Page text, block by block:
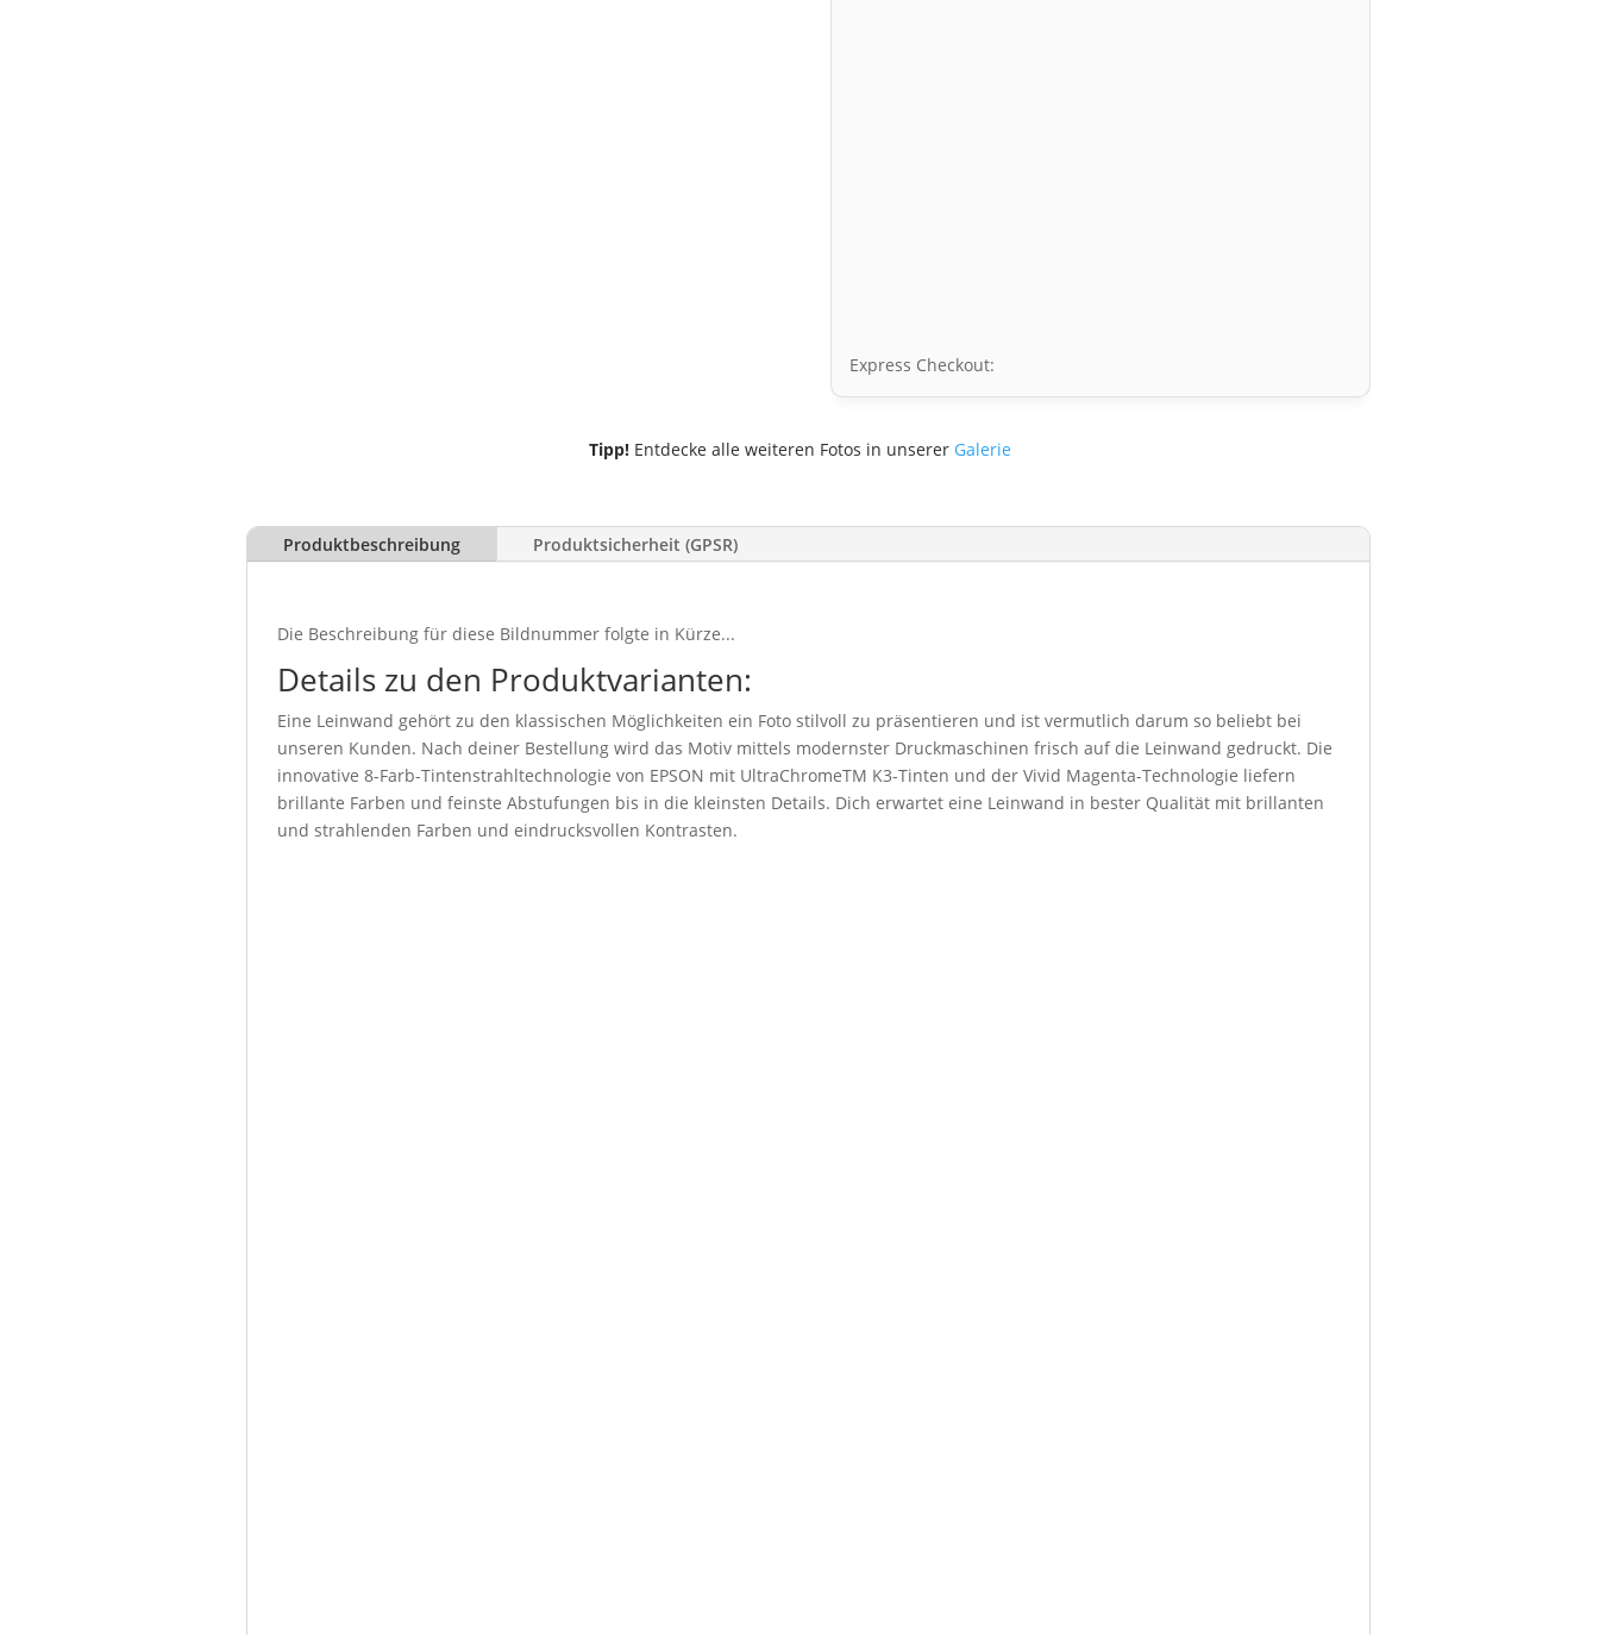
Express Checkout:
Tipp!Entdecke alle weiteren Fotos in unserer Galerie
Produktbeschreibung Produktsicherheit (GPSR)
Die Beschreibung für diese Bildnummer folgte in Kürze...
Details zu den Produktvarianten:
Eine Leinwand gehört zu den klassischen Möglichkeiten ein Foto stilvoll zu präsentieren und ist vermutlich darum so beliebt bei
unseren Kunden. Nach deiner Bestellung wird das Motiv mittels modernster Druckmaschinen frisch auf die Leinwand gedruckt. Die
innovative 8-Farb-Tintenstrahltechnologie von EPSON mit UltraChromeTM K3-Tinten und der Vivid Magenta-Technologie liefern
brillante Farben und feinste Abstufungen bis in die kleinsten Details. Dich erwartet eine Leinwand in bester Qualität mit brillanten
und strahlenden Farben und eindrucksvollen Kontrasten.